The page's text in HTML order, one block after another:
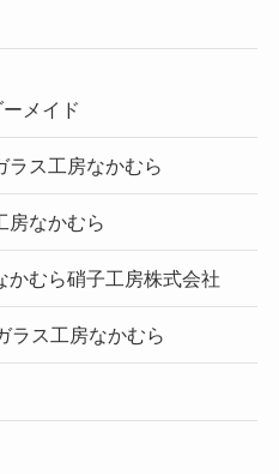
メイド
ラス工房なかむら
房なかむら
かむら硝子工房株式会社
ラス工房なかむら